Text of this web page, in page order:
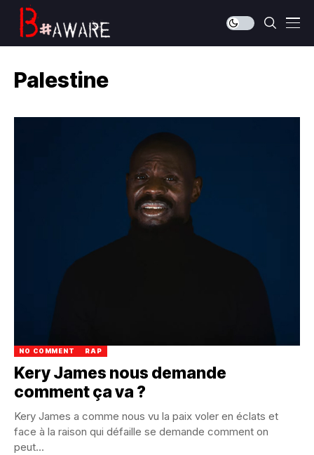
Palestine
NO COMMENT RAP
Kery James nous demande
comment ça va ?
Kery James a comme nous vu la paix voler en éclats et
face à la raison qui défaille se demande comment on
peut...